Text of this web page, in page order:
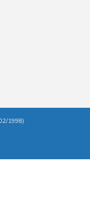
1998)